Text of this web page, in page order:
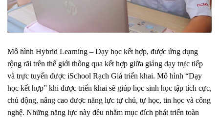
Mô hình Hybrid Learning – Dạy học kết hợp, được ứng dụng
rộng rãi trên thế giới thông qua kết hợp giữa giảng dạy trực tiếp
và trực tuyến được iSchool Rạch Giá triển khai. Mô hình “Dạy
học kết hợp” khi được triển khai sẽ giúp học sinh học tập tích cực,
chủ động, nâng cao được năng lực tự chủ, tự học, tin học và công
nghệ. Những năng lực này đều nhằm mục đích phát triển toàn